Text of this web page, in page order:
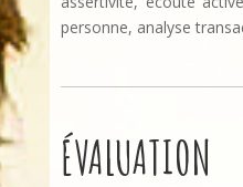
personne, analyse
ÉVALUATION